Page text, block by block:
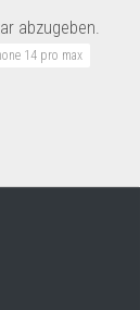
abzugeben.
14 pro max